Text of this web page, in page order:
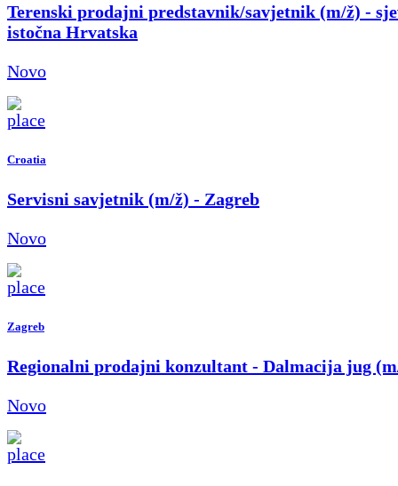
Terenski prodajni predstavnik/savjetnik (m/ž) -
istočna Hrvatska
Novo
Croatia
Servisni savjetnik (m/ž) - Zagreb
Novo
Zagreb
Regionalni prodajni konzultant - Dalmacija jug
Novo